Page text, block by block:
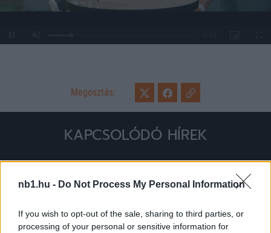
nb1.hu - Do Not Process My Personal Information
If you wish to opt-out of the sale, sharing to third parties, or
processing of your personal or sensitive information for
0%
Megosztás:
KAPCSOLÓDÓ HÍREK
Hírek